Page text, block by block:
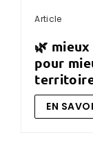
Article
🌿 mieux comprendre son paysage
pour
EN